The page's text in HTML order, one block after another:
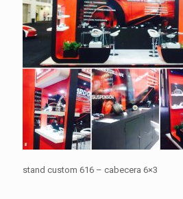
stand custom 616 – cabecera 6×3